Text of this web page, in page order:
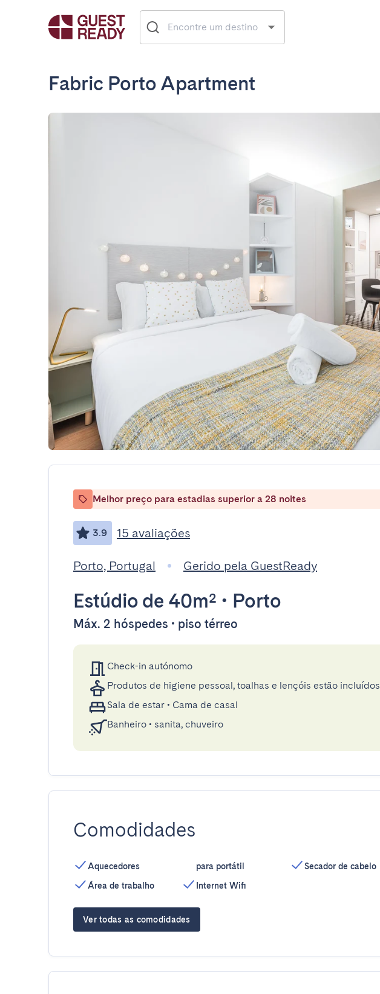
Fabric Porto Apartment
Melhor preço para estadias superior a 28 noites
3.9 15 avaliações
Porto, Portugal Gerido pela GuestReady
Estúdio de 40m² • Porto
Máx. 2 hóspedes • piso térreo
Check-in autónomo
Produtos de higiene pessoal, toalhas e lençóis estão incluídos
Sala de estar • Cama de casal
Banheiro • sanita, chuveiro
Comodidades
Aquecedores
Área de trabalho
para portátil
Internet Wifi
Secador de cabelo
Ver todas as comodidades